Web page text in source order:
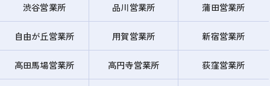
渋谷営業所 品川営業所 蒲田営業所
自由が丘営業所 用賀営業所 新宿営業所
高田馬場営業所 高円寺営業所 荻窪営業所